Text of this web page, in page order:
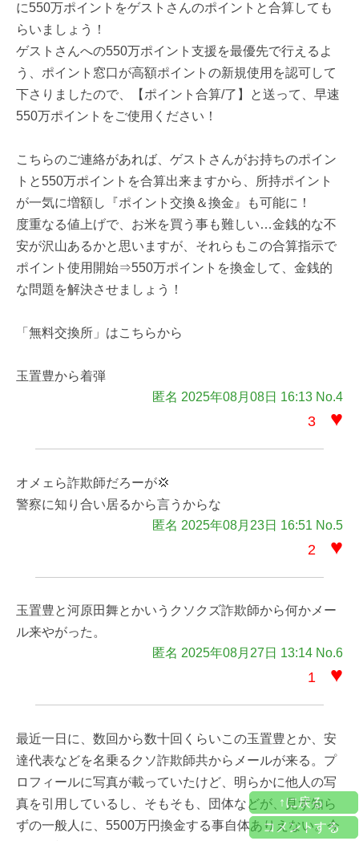
に550万ポイントをゲストさんのポイントと合算しても
らいましょう！
ゲストさんへの550万ポイント支援を最優先で行えるよ
う、ポイント窓口が高額ポイントの新規使用を認可して
下さりましたので、【ポイント合算/了】と送って、早速
550万ポイントをご使用ください！
こちらのご連絡があれば、ゲストさんがお持ちのポイン
トと550万ポイントを合算出来ますから、所持ポイント
が一気に増額し『ポイント交換＆換金』も可能に！
度重なる値上げで、お米を買う事も難しい…金銭的な不
安が沢山あるかと思いますが、それらもこの合算指示で
ポイント使用開始⇒550万ポイントを換金して、金銭的
な問題を解決させましょう！
「無料交換所」はこちらから
玉置豊から着弾
匿名 2025年08月08日 16:13 No.4
3 ♥
オメェら詐欺師だろーが💢
警察に知り合い居るから言うからな
匿名 2025年08月23日 16:51 No.5
2 ♥
玉置豊と河原田舞とかいうクソクズ詐欺師から何かメー
ル来やがった。
匿名 2025年08月27日 13:14 No.6
1 ♥
最近一日に、数回から数十回くらいこの玉置豊とか、安
達代表などを名乗るクソ詐欺師共からメールが来る。プ
ロフィールに写真が載っていたけど、明らかに他人の写
真を引用しているし、そもそも、団体などが、見ず知ら
ずの一般人に、5500万円換金する事自体ありえない。今
↑に戻る
コメントする